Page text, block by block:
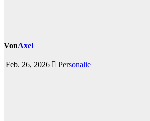
VonAxel
Feb. 26, 2026 Personalie